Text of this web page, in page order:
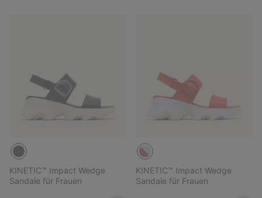
KINETIC™ Impact Wedge
Sandale für Frauen
KINETIC™ Impact Wedge
Sandale für Frauen